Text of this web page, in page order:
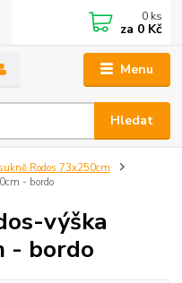
Menu
Hledat
0 ks
za 0 Kč
Rodos 73x250cm
- bordo
výška
- bordo